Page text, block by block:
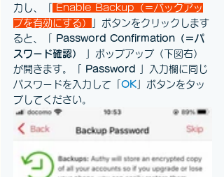
力し、「
Enable Backup（＝バックアッ
プを有効にする）
」ボタンをクリックします
ると、「
Password Confirmation（＝パ
スワード確認）
」ポップアップ（下図右）
が開きます。「
Password
」入力欄に同じ
パスワードを入力して「 OK 」ボタンをタッ
プしてください。